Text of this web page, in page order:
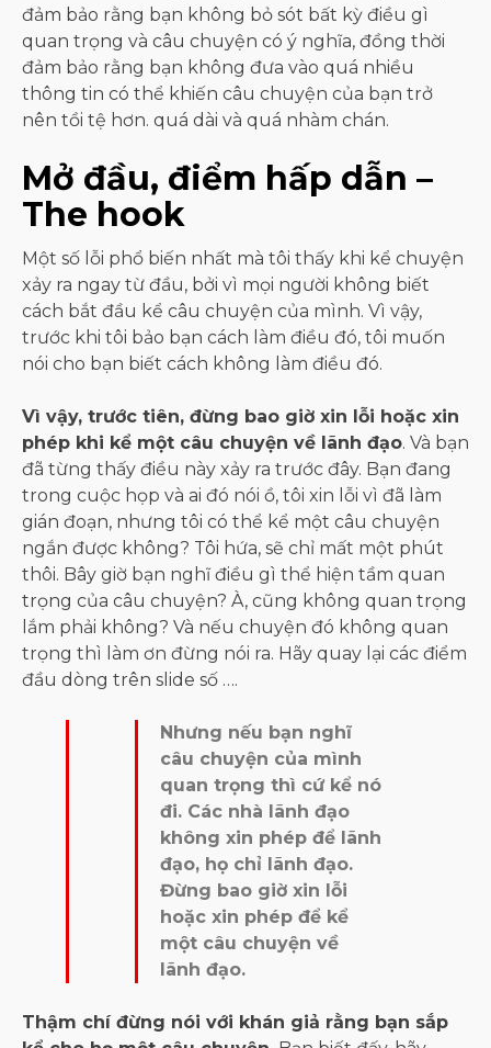
đảm bảo rằng bạn không bỏ sót bất kỳ điều gì
quan trọng và câu chuyện có ý nghĩa, đồng thời
đảm bảo rằng bạn không đưa vào quá nhiều
thông tin có thể khiến câu chuyện của bạn trở
nên tồi tệ hơn. quá dài và quá nhàm chán.
Mở đầu, điểm hấp dẫn –
The hook
Một số lỗi phổ biến nhất mà tôi thấy khi kể chuyện
xảy ra ngay từ đầu, bởi vì mọi người không biết
cách bắt đầu kể câu chuyện của mình. Vì vậy,
trước khi tôi bảo bạn cách làm điều đó, tôi muốn
nói cho bạn biết cách không làm điều đó.
Vì vậy, trước tiên, đừng bao giờ xin lỗi hoặc xin
phép khi kể một câu chuyện về lãnh đạo. Và bạn
đã từng thấy điều này xảy ra trước đây. Bạn đang
trong cuộc họp và ai đó nói ồ, tôi xin lỗi vì đã làm
gián đoạn, nhưng tôi có thể kể một câu chuyện
ngắn được không? Tôi hứa, sẽ chỉ mất một phút
thôi. Bây giờ bạn nghĩ điều gì thể hiện tầm quan
trọng của câu chuyện? À, cũng không quan trọng
lắm phải không? Và nếu chuyện đó không quan
trọng thì làm ơn đừng nói ra. Hãy quay lại các điểm
đầu dòng trên slide số ….
Nhưng nếu bạn nghĩ
câu chuyện của mình
quan trọng thì cứ kể nó
đi. Các nhà lãnh đạo
không xin phép để lãnh
đạo, họ chỉ lãnh đạo.
Đừng bao giờ xin lỗi
hoặc xin phép để kể
một câu chuyện về
lãnh đạo.
Thậm chí đừng nói với khán giả rằng bạn sắp